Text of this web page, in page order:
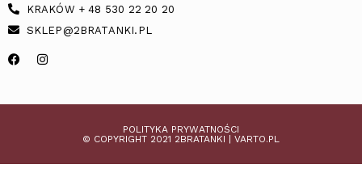
KRAKÓW + 48 530 22 20 20
SKLEP@2BRATANKI.PL
© COPYRIGHT 2021 2BRATANKI | VARTO.PL
POLITYKA PRYWATNOŚCI